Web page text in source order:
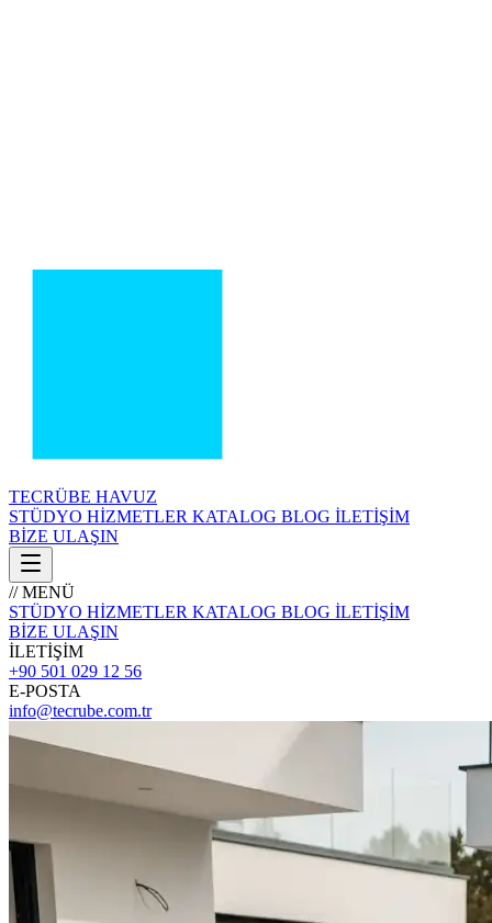
TECRÜBE HAVUZ
STÜDYO HİZMETLER KATALOG BLOG İLETİŞİM
BİZE ULAŞIN
// MENÜ
STÜDYO HİZMETLER KATALOG BLOG İLETİŞİM
BİZE ULAŞIN
İLETİŞİM
+90 501 029 12 56
E-POSTA
info@tecrube.com.tr